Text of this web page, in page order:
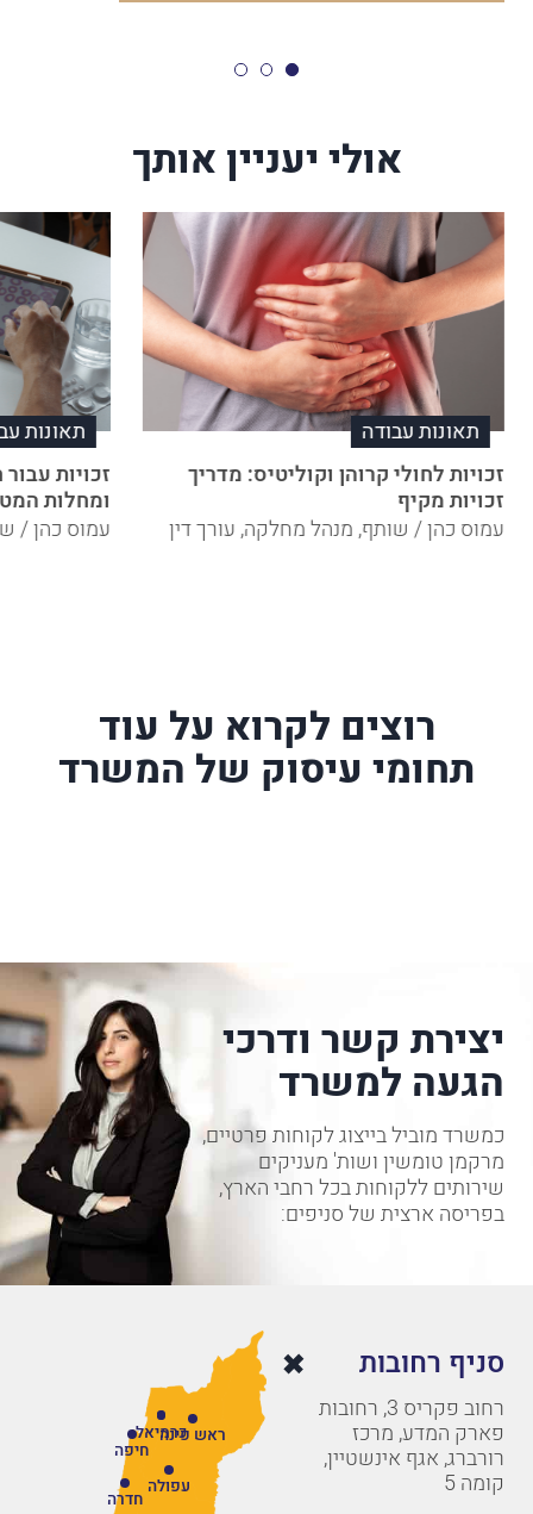
אולי יעניין אותך
תאונות עבודה
זכויות לחולי קרוהן וקוליטיס: מדריך
זכויות מקיף
עמוס כהן / שותף, מנהל מחלקה, עורך דין
תאונות
זכויות
ומחלות
עמוס כהן /
רוצים לקרוא על עוד
תחומי עיסוק של המשרד
יצירת קשר ודרכי
הגעה למשרד
כמשרד מוביל בייצוג לקוחות פרטיים,
מרקמן טומשין ושות' מעניקים
שירותים ללקוחות בכל רחבי הארץ,
בפריסה ארצית של סניפים:
סניף רחובות
רחוב פקריס 3, רחובות
פארק המדע, מרכז
רורברג, אגף אינשטיין,
קומה 5
חיפה
חדרה
עפולה
ראש פינהכרמיאל